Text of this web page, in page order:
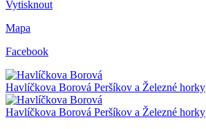
Vytisknout
Mapa
Facebook
Havlíčkova Borová Peršíkov a Železné horky
Havlíčkova Borová Peršíkov a Železné horky